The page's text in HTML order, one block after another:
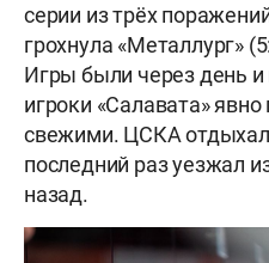
серии из трёх
грохнула «Металлург»
Игры были через день
игроки «Салавата»
свежими. ЦСКА
последний раз уезжал
назад.